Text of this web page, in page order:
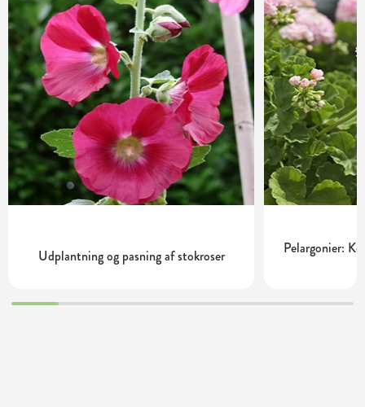
Udplantning og pasning af stokroser
Pelargonier: